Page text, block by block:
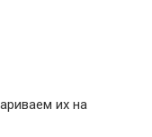
их на